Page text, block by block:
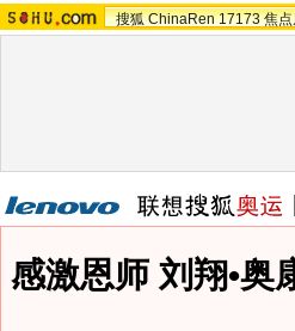
搜狐 ChinaRen 17173 焦点
感激恩师 刘翔•奥